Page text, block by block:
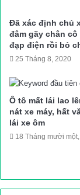
Đã xác định chủ
đâm gãy chân cô
đạp điện rồi bỏ
25 Tháng 8, 2020
Ô tô mất lái lao
nát xe máy, hất
lái xe ôm
18 Tháng mười